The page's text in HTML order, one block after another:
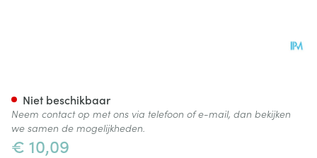
€ 10,09
Niet beschikbaar
Neem contact op met ons via telefoon of e-mail, dan bekijken
we samen de mogelijkheden.